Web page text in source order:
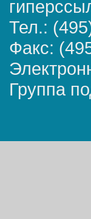
Тел.:
Факс:
Группа